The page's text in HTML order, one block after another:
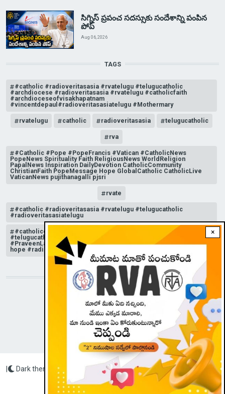
×
సిగ్నిస్ ప్రపంచ సదస్సుకు సందేశాన్ని పంపిన
పోప్
Aug 06, 2026
TAGS
#catholic #radioveritasasia #rvatelugu #telugucatholic
#archdiocese #radioveritasasia #rvatelugu #catholicfaith
#archdioceseofvisakhapatnam
#vincentdepaul#radioveritasasiatelugu #Mothermary
rvatelugu catholic radioveritasasia telugucatholic
rva
#Catholic #Pope #PopeFrancis #Vatican #CatholicNews
PopeNews Spirituality Faith ReligiousNews WorldReligion
PapalNews Inspiration DailyDevotion CatholicCommunity
ChristianFaith PopeMessage Hope GlobalCatholic CatholicLive
VaticanNews pujithanagalli pjsri
rvate
#catholic #radioveritasasia #rvatelugu #telugucatholic
#radioveritasasiatelugu
#catholicchurchnews #catholictelugu #telugucatholic
#telugucatholicchurch #radioveritasasia #rvatelugu
#PraveenLakkisetti #reflection #advent #christmas #messageof
hope #radioveritas #rvatelugu #viral #insta
STAY CONNECTED WITH US!
Radio Veritas Asia © 2023
Dark theme